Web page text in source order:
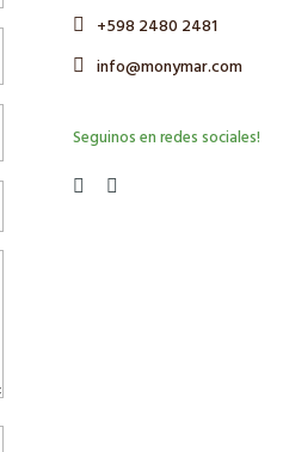
+598 2480 2481
info@monymar.com
Seguinos en redes sociales!